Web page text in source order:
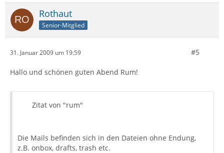
Rothaut
Senior-Mitglied
31. Januar 2009 um 19:59 #5
Hallo und schönen guten Abend Rum!
Zitat von "rum"
Die Mails befinden sich in den Dateien ohne Endung,
z.B. onbox, drafts, trash etc.